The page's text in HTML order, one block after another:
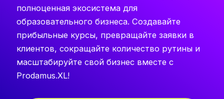
полноценная экосистема для
образовательного бизнеса. Создавайте
прибыльные курсы, превращайте заявки в
клиентов, сокращайте количество рутины и
масштабируйте свой бизнес вместе с
Prodamus.XL!